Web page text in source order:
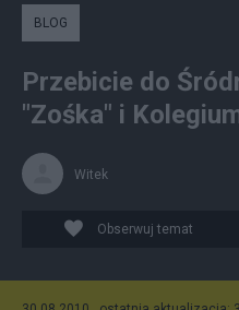
BLOG
Przebicie do
"Zośka" i
Witek
Obserwuj temat